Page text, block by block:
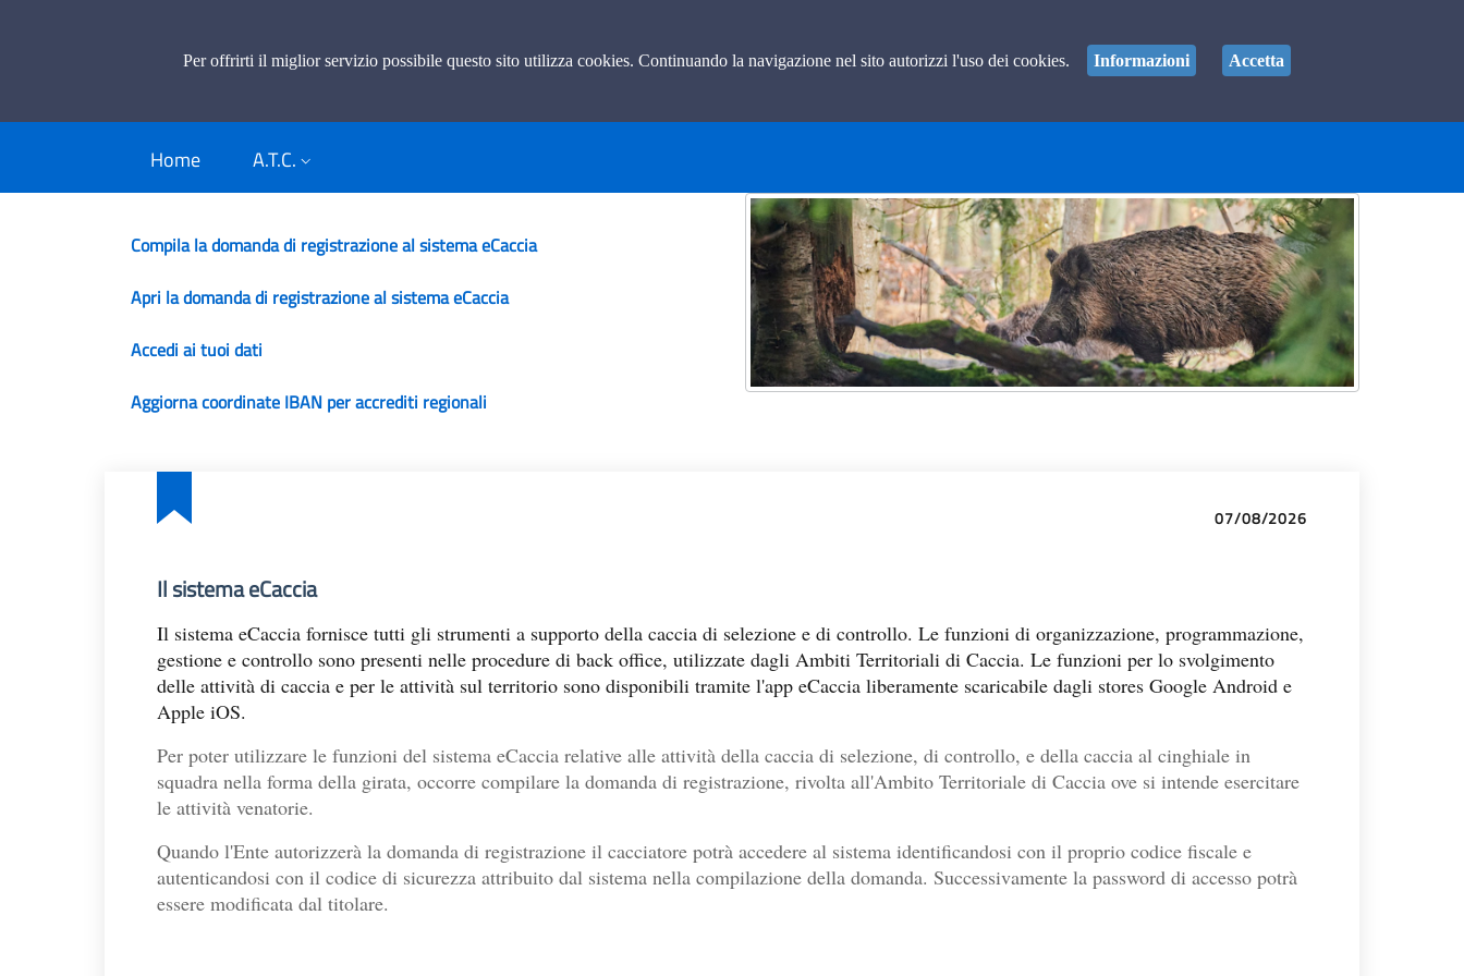
Caccia di selezione e controllo Accedi
Home A.T.C.
Compila la domanda di registrazione al sistema eCaccia
Apri la domanda di registrazione al sistema eCaccia
Accedi ai tuoi dati
Aggiorna coordinate IBAN per accrediti regionali
07/08/2026
Il sistema eCaccia
Il sistema eCaccia fornisce tutti gli strumenti a supporto della caccia di selezione e di controllo. Le funzioni di organizzazione, programmazione,
gestione e controllo sono presenti nelle procedure di back office, utilizzate dagli Ambiti Territoriali di Caccia. Le funzioni per lo svolgimento
delle attività di caccia e per le attività sul territorio sono disponibili tramite l'app eCaccia liberamente scaricabile dagli stores Google Android e
Apple iOS.
Per poter utilizzare le funzioni del sistema eCaccia relative alle attività della caccia di selezione, di controllo, e della caccia al cinghiale in
squadra nella forma della girata, occorre compilare la domanda di registrazione, rivolta all'Ambito Territoriale di Caccia ove si intende esercitare
le attività venatorie.
Quando l'Ente autorizzerà la domanda di registrazione il cacciatore potrà accedere al sistema identificandosi con il proprio codice fiscale e
autenticandosi con il codice di sicurezza attribuito dal sistema nella compilazione della domanda. Successivamente la password di accesso potrà
essere modificata dal titolare.
Per offrirti il miglior servizio possibile questo sito utilizza cookies. Continuando la navigazione nel sito autorizzi l'uso dei cookies. Informazioni Accetta